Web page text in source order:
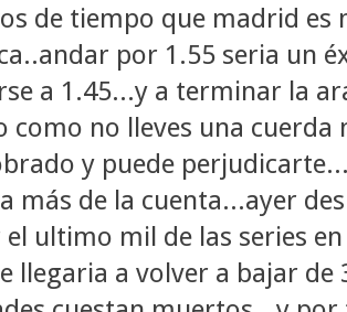
de tiempo que madrid es
por 1.55 seria un
a 1.45...y a terminar la
como no lleves una
y puede
más de la cuenta...ayer
el ultimo mil de las series
llegaria a volver a bajar